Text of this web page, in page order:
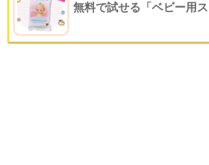
無料で試せる「ベビー用